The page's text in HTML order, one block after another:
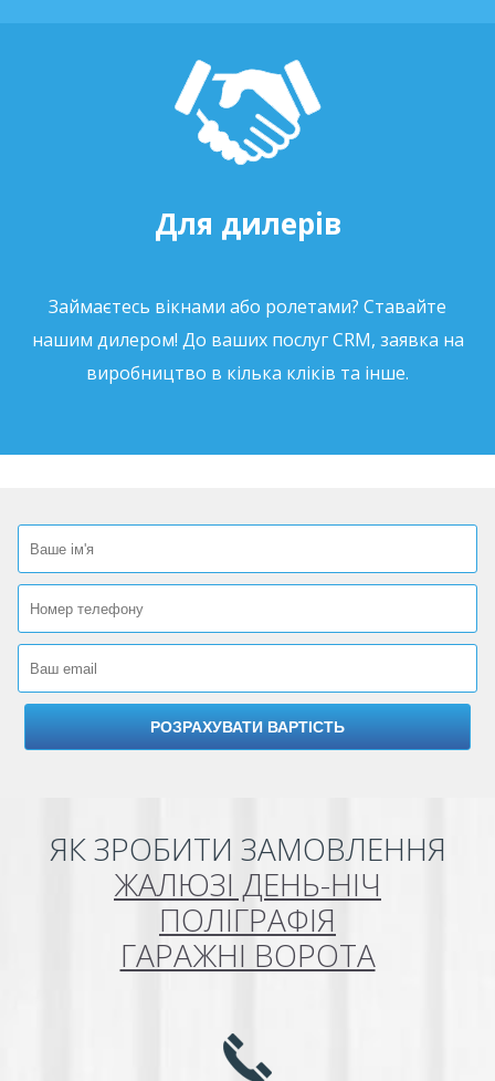
Для дилерів
Займаєтесь вікнами або ролетами? Ставайте
нашим дилером! До ваших послуг CRM, заявка на
виробництво в кілька кліків та інше.
ЯК ЗРОБИТИ ЗАМОВЛЕННЯ
ЖАЛЮЗІ ДЕНЬ-НІЧ
ПОЛІГРАФІЯ
ГАРАЖНІ ВОРОТА